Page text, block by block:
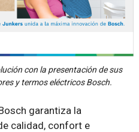
con la presentación de sus
y termos eléctricos Bosch.
garantiza la
calidad, confort e